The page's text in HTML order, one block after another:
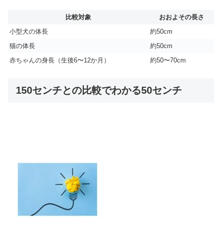
比較対象
おおよその長さ
小型犬の体長
約50cm
猫の体長
約50cm
赤ちゃんの身長（生後6〜12か月）
約50〜70cm
150センチとの比較でわかる50センチ